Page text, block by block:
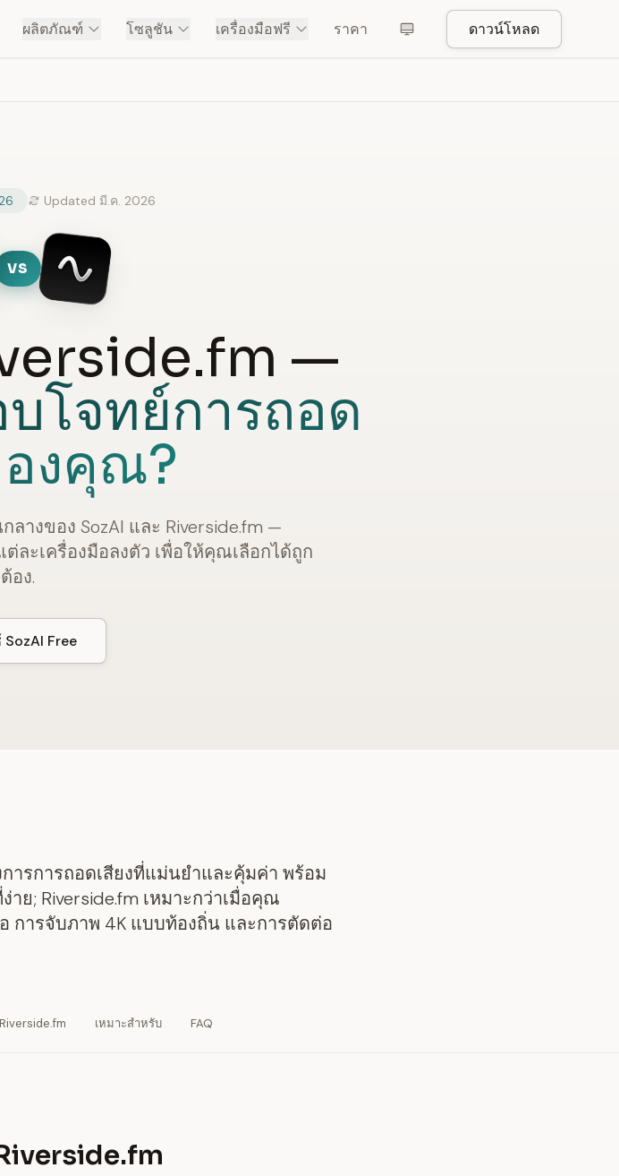
ผลิตภัณฑ์ โซลูชัน เครื่องมือฟรี ราคา ดาวน์โหลด
Updated มี.ค. 2026
VS
—
โจทย์การถอด
องคุณ?
างของ SozAI และ Riverside.fm —
ะเครื่องมือลงตัว เพื่อให้คุณเลือกได้ถูก
ต้อง.
SozAI Free
ารการถอดเสียงที่แม่นยำและคุ้มค่า พร้อม
าย; Riverside.fm เหมาะกว่าเมื่อคุณ
การจับภาพ 4K แบบท้องถิ่น และการตัดต่อ
Riverside.fm เหมาะสำหรับ FAQ